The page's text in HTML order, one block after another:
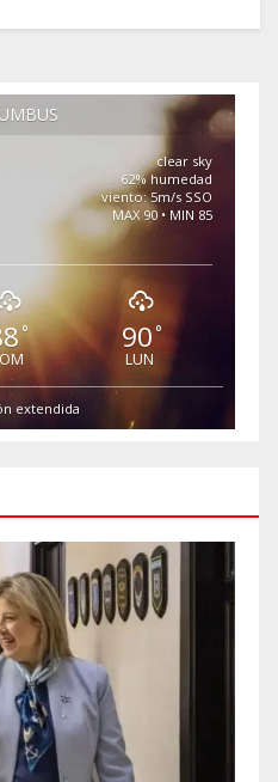
clear sky
62% humedad
viento: 5m/s SSO
MAX 90 • MIN 85
° 90°
LUN
extendida